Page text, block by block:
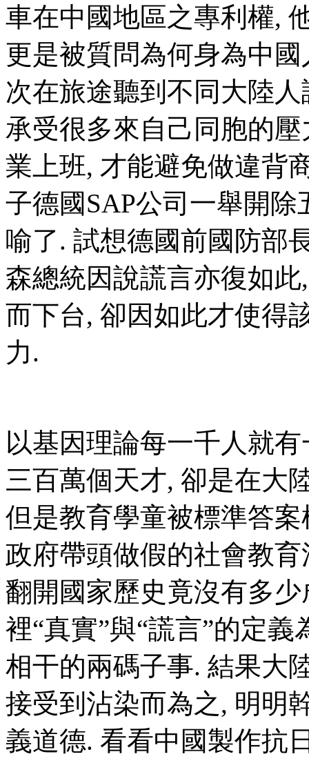
車在中國地區之專利權,
更是被質問為何身為中
次在旅途聽到不同大陸
承受很多來自己同胞的
業上班, 才能避免做違背
子德國SAP公司一舉開
喻了. 試想德國前國防部
森總統因說謊言亦復如
而下台, 卻因如此才使得
力.
以基因理論每一千人就
三百萬個天才, 卻是在大
但是教育學童被標準答
政府帶頭做假的社會教
翻開國家歷史竟沒有多
裡“真實”與“謊言”的定
相干的兩碼子事. 結果大
接受到沾染而為之, 明明
義道德. 看看中國製作抗